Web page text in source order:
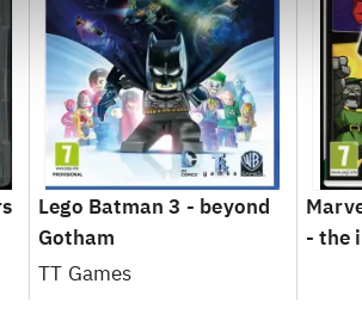
Lego Batman 3 - beyond
Gotham
TT Games
- the